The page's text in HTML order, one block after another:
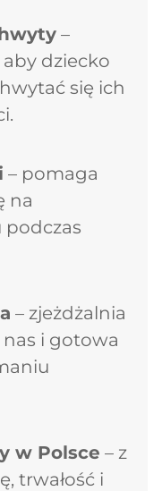
–
dziecko
się ich
– pomaga
na
podczas
– zjeżdżalnia
nas i gotowa
w Polsce – z
trwałość i